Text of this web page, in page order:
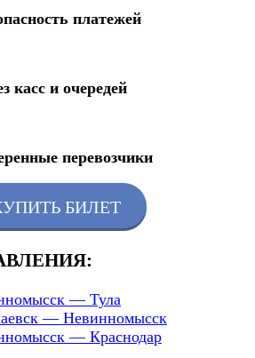
платежей
касс и очередей
перевозчики
БИЛЕТ
— Тула
— Невинномысск
— Краснодар